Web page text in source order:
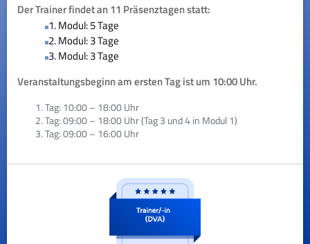
Der Trainer findet an 11 Präsenztagen statt:
1. Modul: 5 Tage
2. Modul: 3 Tage
3. Modul: 3 Tage
Veranstaltungsbeginn am ersten Tag ist um 10:00 Uhr.
Tag: 10:00 – 18:00 Uhr
Tag: 09:00 – 18:00 Uhr (Tag 3 und 4 in Modul 1)
Tag: 09:00 – 16:00 Uhr